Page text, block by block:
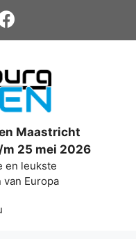
Maastricht
25 mei 2026
en leukste
Europa